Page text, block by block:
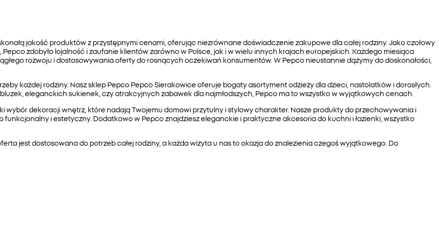
jakość produktów z przystępnymi cenami, oferując niezrównane doświadczenie zakupowe dla całej rodziny. Jako czołowy
zdobyło lojalność i zaufanie klientów zarówno w Polsce, jak i w wielu innych krajach europejskich. Każdego miesiąca
rozwoju i dostosowywania oferty do rosnących oczekiwań konsumentów. W Pepco nieustannie dążymy do doskonałości,
każdej rodziny. Nasz sklep Pepco Pepco Sierakowice oferuje bogaty asortyment odzieży dla dzieci, nastolatków i dorosłych.
eleganckich sukienek, czy atrakcyjnych zabawek dla najmłodszych, Pepco ma to wszystko w wyjątkowych cenach.
wybór dekoracji wnętrz, które nadają Twojemu domowi przytulny i stylowy charakter. Nasze produkty do przechowywania i
i estetyczny. Dodatkowo w Pepco znajdziesz eleganckie i praktyczne akcesoria do kuchni i łazienki, wszystko
jest dostosowana do potrzeb całej rodziny, a każda wizyta u nas to okazja do znalezienia czegoś wyjątkowego. Do